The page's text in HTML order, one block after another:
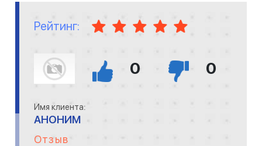
Рейтинг:
0 0
Имя клиента:
АНОНИМ
Отзыв